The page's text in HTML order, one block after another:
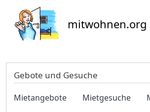
mitwohnen.org
Gebote und Gesuche
Mietangebote Mietgesuche